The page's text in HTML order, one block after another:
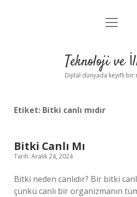
Anasayfa
Yasal Uyarı
menüyü
Teknoloji ve
Dijital dünyada keyifli bir
Etiket: Bitki canlı mıdır
Bitki Canlı Mı
Tarih: Aralık 24, 2024
Bitki neden canlıdır? Bir bitki
çünkü canlı bir organizmanın